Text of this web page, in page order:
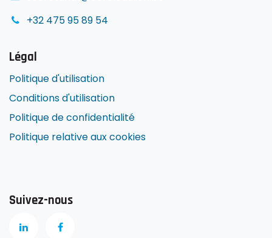
+32 475 95 89 54
Légal
Politique d'utilisation
Conditions d'utilisation
Politique de confidentialité
Politique relative aux cookies
Suivez-nous